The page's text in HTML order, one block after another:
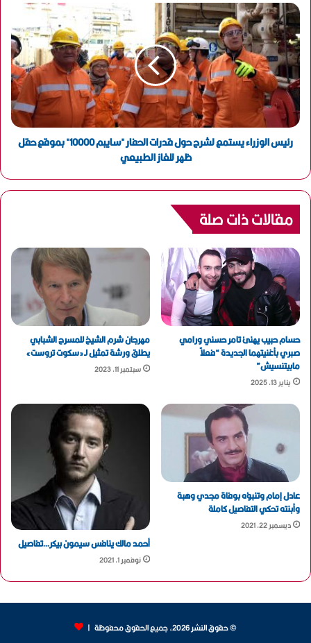
ي
رئيس الوزراء يستمع لشرح حول قدرات الحفار "سايبم 10000" بموقع حقل
ظهر للغاز الطبيعي
مقالات ذات صلة
حسام حبيب يهنئ تامر حسني ورامي
صبري بأغنيتهما الجديدة “فعلاً
مابيتنسيش”
يناير 13, 2025
مهرجان شرم الشيخ للمسرح الشبابي
يطلق ورشة تمثيل لـ«سكوت تروست»
سبتمبر 11, 2023
عادل إمام وتنبؤه بوفاة مجدي وهبة
وأبنته تحكي التفاصيل كاملة
ديسمبر 22, 2021
أحمد مالك ينافس سيمون بيكر…تفاصيل
نوفمبر 1, 2021
© حقوق النشر 2026، جميع الحقوق محفوظة |